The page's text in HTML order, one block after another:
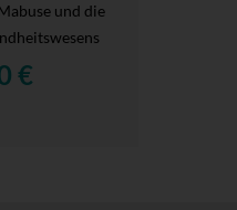
und die
€